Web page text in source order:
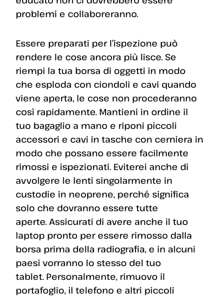
problemi e collaboreranno.
Essere preparati per l’ispezione può
rendere le cose ancora più lisce. Se
riempi la tua borsa di oggetti in modo
che esploda con ciondoli e cavi quando
viene aperta, le cose non procederanno
così rapidamente. Mantieni in ordine il
tuo bagaglio a mano e riponi piccoli
accessori e cavi in ​​tasche con cerniera in
modo che possano essere facilmente
rimossi e ispezionati. Eviterei anche di
avvolgere le lenti singolarmente in
custodie in neoprene, perché significa
solo che dovranno essere tutte
aperte. Assicurati di avere anche il tuo
laptop pronto per essere rimosso dalla
borsa prima della radiografia, e in alcuni
paesi vorranno lo stesso del tuo
tablet. Personalmente, rimuovo il
portafoglio, il telefono e altri piccoli